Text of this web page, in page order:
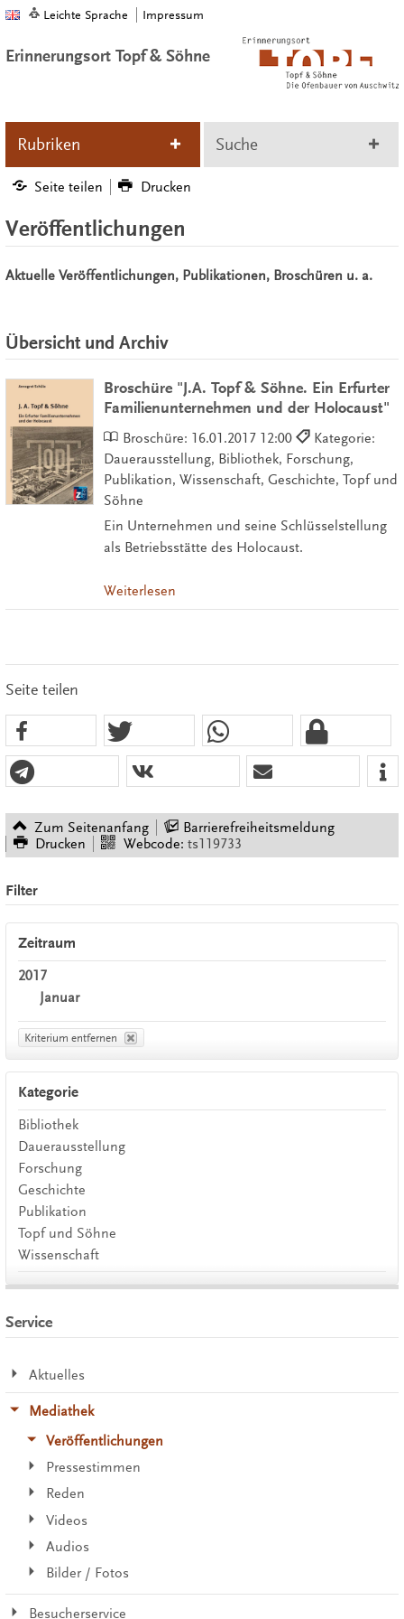
Leichte Sprache Impressum
Erinnerungsort Topf & Söhne
Rubriken Suche
Seite teilen Drucken
Veröffentlichungen
Aktuelle Veröffentlichungen, Publikationen, Broschüren u. a.
Übersicht und Archiv
Broschüre "J.A. Topf & Söhne. Ein Erfurter
Familienunternehmen und der Holocaust"
Broschüre: 16.01.2017 12:00
Kategorie:
Dauerausstellung, Bibliothek, Forschung,
Publikation, Wissenschaft, Geschichte, Topf und
Söhne
Ein Unternehmen und seine Schlüsselstellung
als Betriebsstätte des Holocaust.
Weiterlesen
Seite teilen
Zum Seitenanfang
Barrierefreiheitsmeldung
Drucken
Webcode: ts119733
Filter
Zeitraum
2017
Januar
Kriterium entfernen
Kategorie
Bibliothek
Dauerausstellung
Forschung
Geschichte
Publikation
Topf und Söhne
Wissenschaft
Service
Aktuelles
Mediathek
Veröffentlichungen
Pressestimmen
Reden
Videos
Audios
Bilder / Fotos
Besucherservice